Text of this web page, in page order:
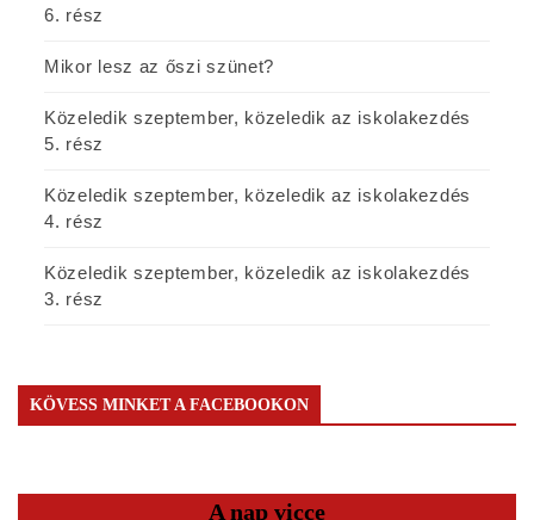
6. rész
Mikor lesz az őszi szünet?
Közeledik szeptember, közeledik az iskolakezdés
5. rész
Közeledik szeptember, közeledik az iskolakezdés
4. rész
Közeledik szeptember, közeledik az iskolakezdés
3. rész
KÖVESS MINKET A FACEBOOKON
A nap vicce